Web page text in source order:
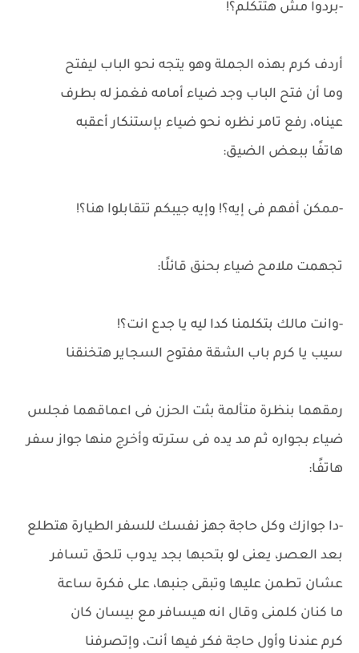
-بردوا مش هتتكلم؟!
أردف كرم بهذه الجملة وهو يتجه نحو الباب ليفتح
وما أن فتح الباب وجد ضياء أمامه فغمز له بطرف
عيناه، رفع تامر نظره نحو ضياء بإستنكار أعقبه
هاتفًا ببعض الضيق:
-ممكن أفهم فى إيه؟! وإيه جيبكم تتقابلوا هنا؟!
تجهمت ملامح ضياء بحنق قائلًا:
-وانت مالك بتكلمنا كدا ليه يا جدع انت؟!
سيب يا كرم باب الشقة مفتوح السجاير هتخنقنا
رمقهما بنظرة متألمة بثت الحزن فى اعماقهما فجلس
ضياء بجواره ثم مد يده فى سترته وأخرج منها جواز سفر
هاتفًا:
-دا جوازك وكل حاجة جهز نفسك للسفر الطيارة هتطلع
بعد العصر، يعنى لو بتحبها بجد يدوب تلحق تسافر
عشان تطمن عليها وتبقى جنبها، على فكرة ساعة
ما كنان كلمنى وقال انه هيسافر مع بيسان كان
كرم عندنا وأول حاجة فكر فيها أنت، وإتصرفنا